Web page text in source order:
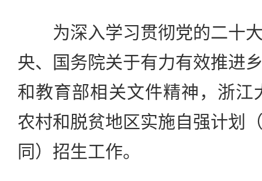
为深入学习贯彻党的二十大
央、国务院关于有力有效推进
和教育部相关文件精神，浙江
农村和脱贫地区实施自强计划
同）招生工作。